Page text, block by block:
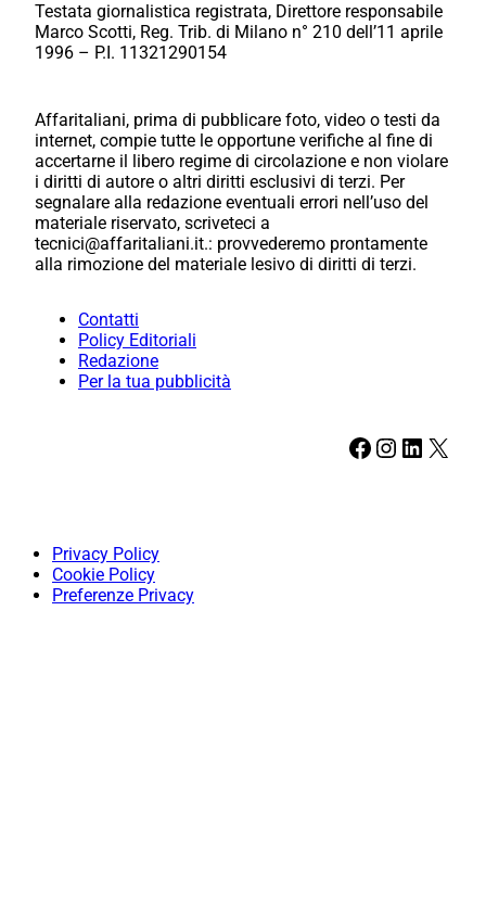
Testata giornalistica registrata, Direttore responsabile
Marco Scotti, Reg. Trib. di Milano n° 210 dell’11 aprile
1996 – P.I. 11321290154
Affaritaliani, prima di pubblicare foto, video o testi da
internet, compie tutte le opportune verifiche al fine di
accertarne il libero regime di circolazione e non violare
i diritti di autore o altri diritti esclusivi di terzi. Per
segnalare alla redazione eventuali errori nell’uso del
materiale riservato, scriveteci a
tecnici@affaritaliani.it.: provvederemo prontamente
alla rimozione del materiale lesivo di diritti di terzi.
Contatti
Policy Editoriali
Redazione
Per la tua pubblicità
Facebook Instagram LinkedIn X
Privacy Policy
Cookie Policy
Preferenze Privacy